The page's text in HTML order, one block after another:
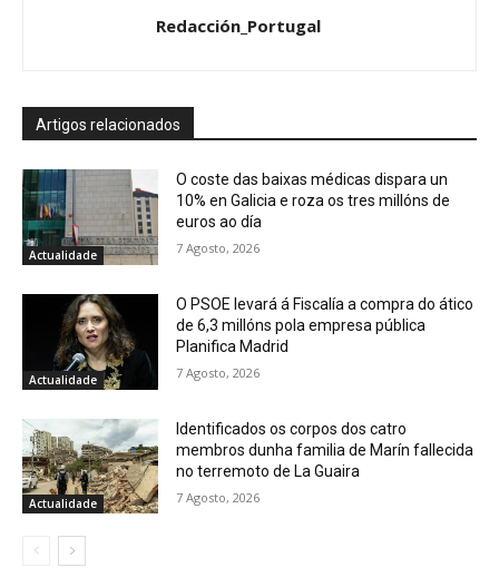
Redacción_Portugal
Artigos relacionados
Actualidade
O coste das baixas médicas dispara un
10% en Galicia e roza os tres millóns de
euros ao día
7 Agosto, 2026
Actualidade
O PSOE levará á Fiscalía a compra do ático
de 6,3 millóns pola empresa pública
Planifica Madrid
7 Agosto, 2026
Actualidade
Identificados os corpos dos catro
membros dunha familia de Marín fallecida
no terremoto de La Guaira
7 Agosto, 2026